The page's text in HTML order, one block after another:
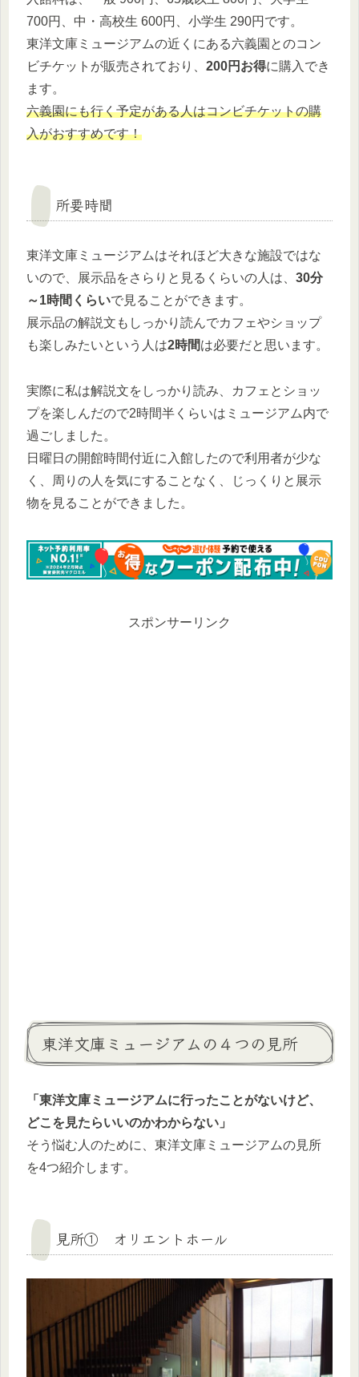
700円、中・高校生 600円、小学生 290円です。
東洋文庫ミュージアムの近くにある六義園とのコン
ビチケットが販売されており、 200円お得に購入でき
ます。
六義園にも行く予定がある人はコンビチケットの購
入がおすすめです！
所要時間
東洋文庫ミュージアムはそれほど大きな施設ではな
いので、展示品をさらりと見るくらいの人は、 30分
～1時間くらいで見ることができます。
展示品の解説文もしっかり読んでカフェやショップ
も楽しみたいという人は2時間は必要だと思います。
実際に私は解説文をしっかり読み、カフェとショッ
プを楽しんだので2時間半くらいはミュージアム内で
過ごしました。
日曜日の開館時間付近に入館したので利用者が少な
く、周りの人を気にすることなく、じっくりと展示
物を見ることができました。
スポンサーリンク
東洋文庫ミュージアムの４つの見所
「東洋文庫ミュージアムに行ったことがないけど、
どこを見たらいいのかわからない」
そう悩む人のために、東洋文庫ミュージアムの見所
を4つ紹介します。
見所① オリエントホール